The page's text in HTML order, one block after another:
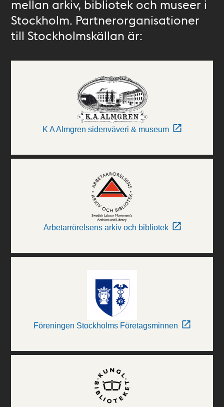
mellan arkiv, bibliotek och museer i
Stockholm. Partnerorganisationer
till Stockholmskällan är:
K A Almgren sidenväveri & museum
Arbetarrörelsens arkiv och bibliotek
Föreningen Stockholms Företagsminnen